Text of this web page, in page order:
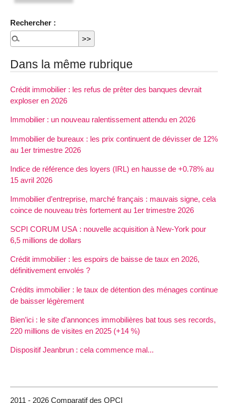
Rechercher :
Dans la même rubrique
Crédit immobilier : les refus de prêter des banques devrait
exploser en 2026
Immobilier : un nouveau ralentissement attendu en 2026
Immobilier de bureaux : les prix continuent de dévisser de 12%
au 1er trimestre 2026
Indice de référence des loyers (IRL) en hausse de +0.78% au
15 avril 2026
Immobilier d’entreprise, marché français : mauvais signe, cela
coince de nouveau très fortement au 1er trimestre 2026
SCPI CORUM USA : nouvelle acquisition à New-York pour
6,5 millions de dollars
Crédit immobilier : les espoirs de baisse de taux en 2026,
définitivement envolés ?
Crédits immobilier : le taux de détention des ménages continue
de baisser légèrement
Bien’ici : le site d’annonces immobilières bat tous ses records,
220 millions de visites en 2025 (+14 %)
Dispositif Jeanbrun : cela commence mal...
2011 - 2026 Comparatif des OPCI